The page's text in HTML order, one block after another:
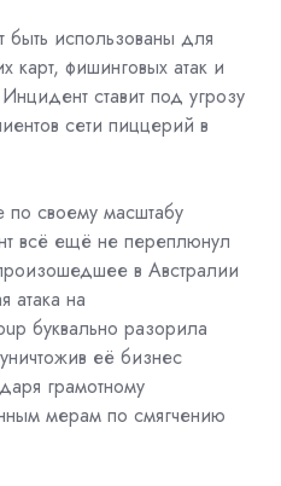
использованы для
карт, фишинговых атак и
ставит под угрозу
сети пиццерий в
по своему масштабу
всё ещё не переплюнул
в Австралии
атака на
буквально разорила
её бизнес
грамотному
мерам по смягчению